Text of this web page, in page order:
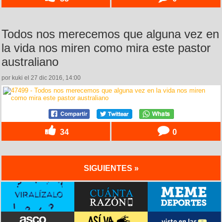
Todos nos merecemos que alguna vez en
la vida nos miren como mira este pastor
australiano
por kuki el 27 dic 2016, 14:00
34 0
SIGUIENTES »